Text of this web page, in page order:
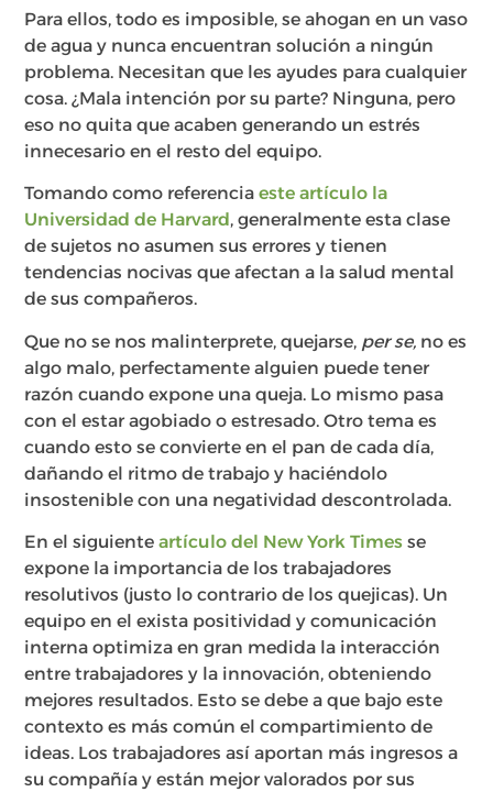
Para ellos, todo es imposible, se ahogan en un vaso
de agua y nunca encuentran solución a ningún
problema. Necesitan que les ayudes para cualquier
cosa. ¿Mala intención por su parte? Ninguna, pero
eso no quita que acaben generando un estrés
innecesario en el resto del equipo.
Tomando como referenciaeste artículo la
Universidad de Harvard, generalmente esta clase
de sujetos no asumen sus errores y tienen
tendencias nocivas que afectan a la salud mental
de sus compañeros.
Que no se nos malinterprete, quejarse, per se, no es
algo malo, perfectamente alguien puede tener
razón cuando expone una queja. Lo mismo pasa
con el estar agobiado o estresado. Otro tema es
cuando esto se convierte en el pan de cada día,
dañando el ritmo de trabajo y haciéndolo
insostenible con una negatividad descontrolada.
En el siguienteartículo del New York Times se
expone la importancia de los trabajadores
resolutivos (justo lo contrario de los quejicas). Un
equipo en el exista positividad y comunicación
interna optimiza en gran medida la interacción
entre trabajadores y la innovación, obteniendo
mejores resultados. Esto se debe a que bajo este
contexto es más común el compartimiento de
ideas. Los trabajadores así aportan más ingresos a
su compañía y están mejor valorados por sus